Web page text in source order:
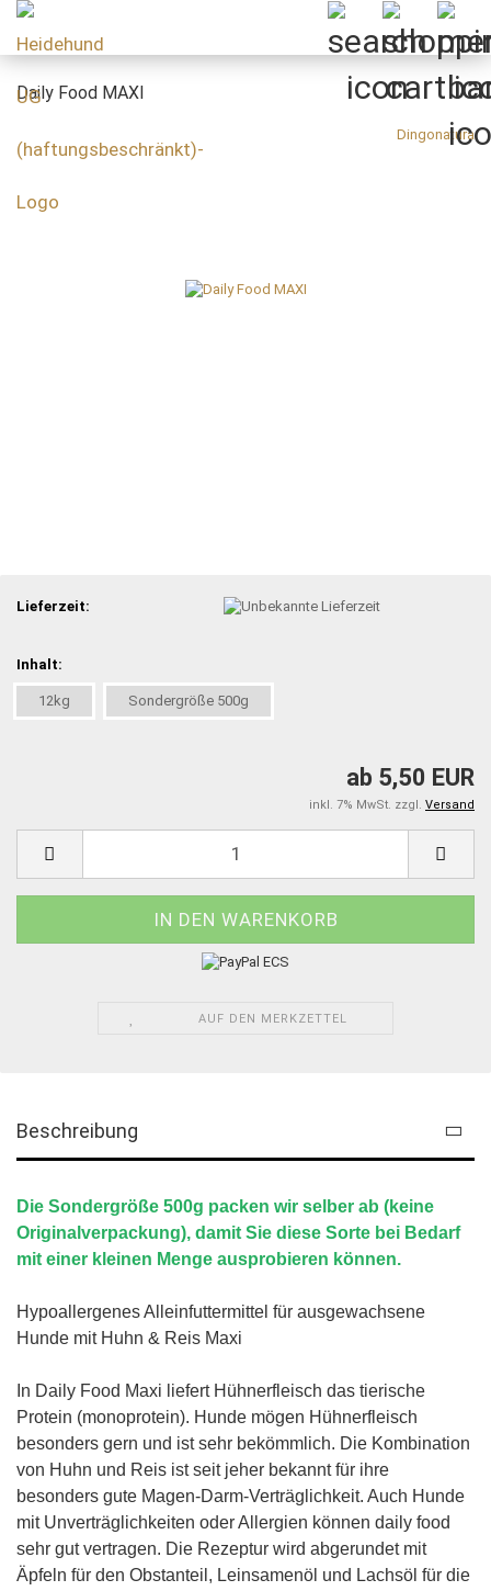
Daily Food MAXI
Dingonatura
Lieferzeit:
Inhalt:
12kg Sondergröße 500g
ab 5,50 EUR
inkl. 7% MwSt. zzgl. Versand
AUF DEN MERKZETTEL
Beschreibung
Die Sondergröße 500g packen wir selber ab (keine
Originalverpackung), damit Sie diese Sorte bei Bedarf
mit einer kleinen Menge ausprobieren können.
Hypoallergenes Alleinfuttermittel für ausgewachsene
Hunde mit Huhn & Reis Maxi
In Daily Food Maxi liefert Hühnerfleisch das tierische
Protein (monoprotein). Hunde mögen Hühnerfleisch
besonders gern und ist sehr bekömmlich. Die Kombination
von Huhn und Reis ist seit jeher bekannt für ihre
besonders gute Magen-Darm-Verträglichkeit. Auch Hunde
mit Unverträglichkeiten oder Allergien können daily food
sehr gut vertragen. Die Rezeptur wird abgerundet mit
Äpfeln für den Obstanteil, Leinsamenöl und Lachsöl für die